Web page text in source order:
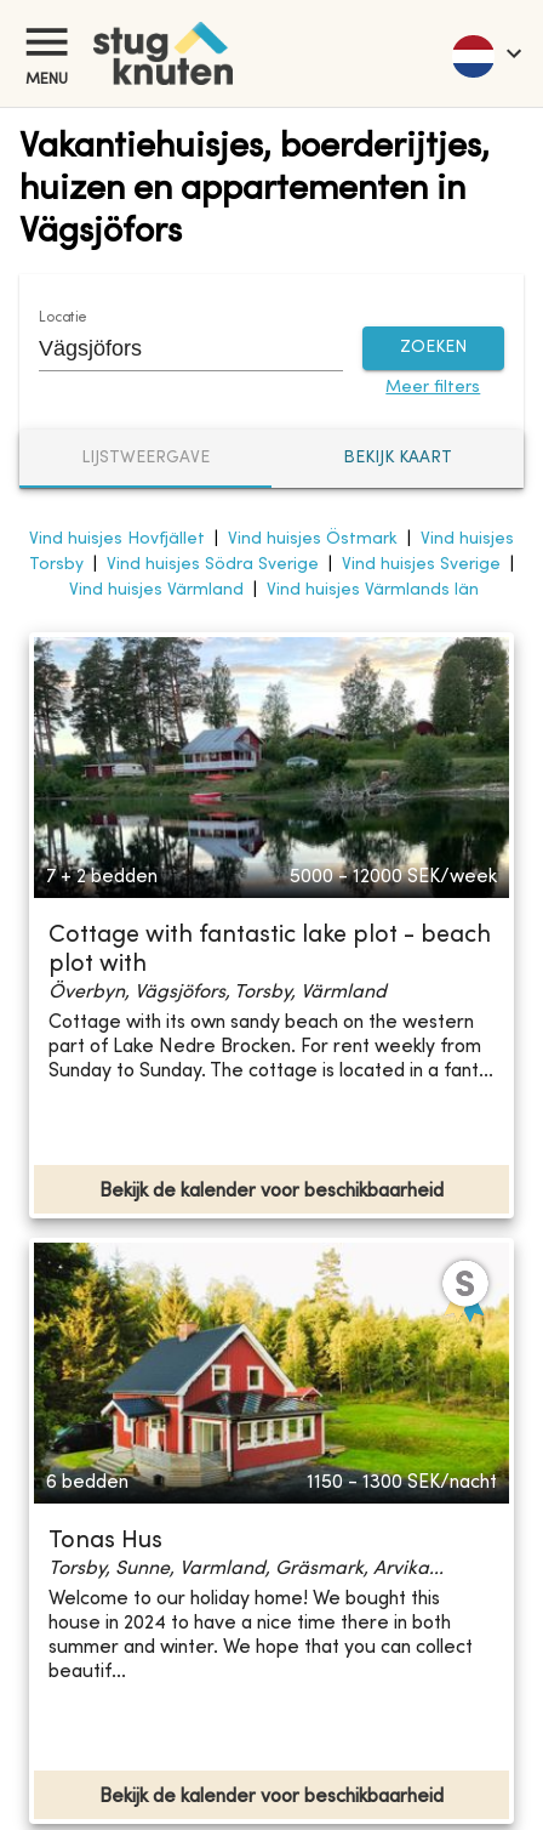
MENU
Vakantiehuisjes, boerderijtjes,
huizen en appartementen in
Vägsjöfors
Locatie
ZOEKEN
Meer filters
LIJSTWEERGAVE BEKIJK KAART
Vind huisjes Hovfjället Vind huisjes Östmark
Vind huisjes
Torsby
Vind huisjes Södra Sverige Vind huisjes Sverige
Vind huisjes Värmland
Vind huisjes Värmlands län
7 + 2 bedden 5000 - 12000 SEK/week
Cottage with fantastic lake plot - beach
plot with
Överbyn, Vägsjöfors, Torsby, Värmland
Cottage with its own sandy beach on the western
part of Lake Nedre Brocken. For rent weekly from
Sunday to Sunday. The cottage is located in a fant...
Bekijk de kalender voor beschikbaarheid
6 bedden 1150 - 1300 SEK/nacht
Tonas Hus
Torsby, Sunne, Varmland, Gräsmark, Arvika...
Welcome to our holiday home! We bought this
house in 2024 to have a nice time there in both
summer and winter. We hope that you can collect
beautif...
Bekijk de kalender voor beschikbaarheid